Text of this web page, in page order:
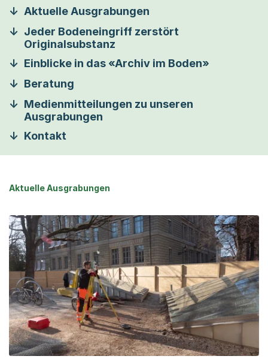
Aktuelle Ausgrabungen
Jeder Bodeneingriff zerstört
Originalsubstanz
Einblicke in das «Archiv im Boden»
Beratung
Medienmitteilungen zu unseren
Ausgrabungen
Kontakt
Aktuelle Ausgrabungen